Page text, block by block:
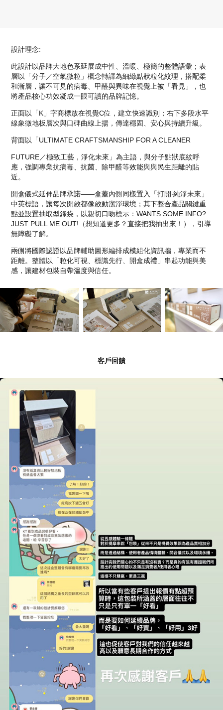
設計理念:
此設計以品牌大地色系延展成中性、溫暖、極簡的整體語彙；表
層以「分子／空氣微粒」概念轉譯為細緻點狀粒化紋理，搭配柔
和漸層，讓不可見的病毒、甲醛與異味在視覺上被「看見」，也
將產品核心功效凝成一眼可讀的品牌記憶。
正面以「K」字商標放在視覺C位，建立快速識別；右下多段水平
線象徵地板層次與口碑曲線上揚，傳達穩固、安心與持續升級。
背面以「ULTIMATE CRAFTSMANSHIP FOR A CLEANER
FUTURE／極致工藝，淨化未來」為主語，與分子點狀底紋呼
應，強調專業抗病毒、抗菌、除甲醛等效能與與民生距離的貼
近。
開盒儀式延伸品牌承諾——盒蓋內側同樣置入「打開‧純淨未來」
中英標語，讓每次開啟都像啟動潔淨環境；其下整合產品關鍵重
點並設置抽取型錄袋，以親切口吻標示：WANTS SOME INFO?
JUST PULL ME OUT!（想知道更多？直接把我抽出來！），引導
無障礙了解。
兩側將國際認證以品牌輔助圖形編排成模組化資訊牆，專業而不
距離。整體以「粒化可視、標識先行、開盒成禮」串起功能與美
感，讓建材包裝自帶溫度與信任。
客戶回饋